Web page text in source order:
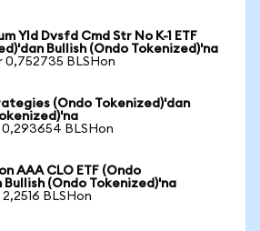
Yld Dvsfd Cmd Str No K-1 ETF
Bullish (Ondo Tokenized)'na
0,752735 BLSHon
(Ondo Tokenized)'dan
0,293654 BLSHon
AAA CLO ETF (Ondo
Bullish (Ondo Tokenized)'na
BLSHon